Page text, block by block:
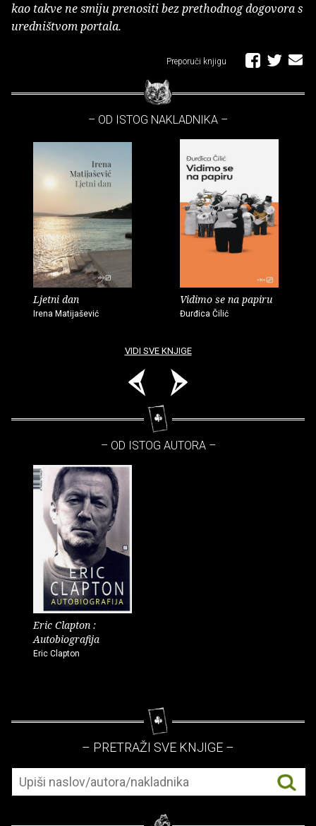
kao takve ne smiju prenositi bez prethodnog dogovora s
uredništvom portala.
Preporuči knjigu
– OD ISTOG NAKLADNIKA –
Ljetni dan
Irena Matijašević
Vidimo se na papiru
Đurđica Čilić
VIDI SVE KNJIGE
– OD ISTOG AUTORA –
Eric Clapton :
Autobiografija
Eric Clapton
– PRETRAŽI SVE KNJIGE –